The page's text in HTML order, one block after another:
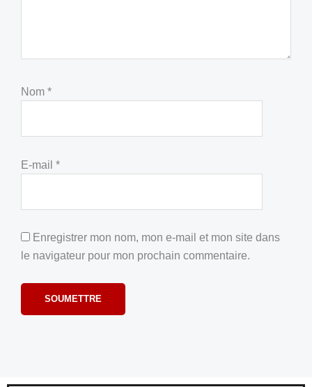
Nom *
E-mail *
Enregistrer mon nom, mon e-mail et mon site dans
le navigateur pour mon prochain commentaire.